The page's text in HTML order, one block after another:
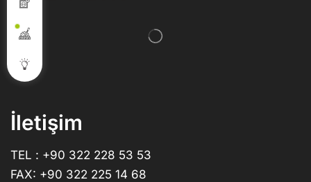
İletişim
TEL : +90 322 228 53 53
FAX: +90 322 225 14 68